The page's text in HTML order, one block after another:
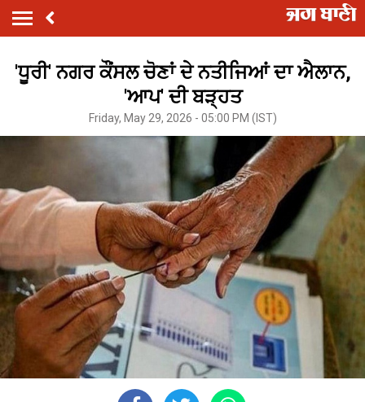
'ਧੂਰੀ' ਨਗਰ ਕੌਂਸਲ ਚੋਣਾਂ ਦੇ ਨਤੀਜਿਆਂ ਦਾ ਐਲਾਨ,
'ਆਪ' ਦੀ ਬੜ੍ਹਤ
Friday, May 29, 2026 - 05:00 PM (IST)